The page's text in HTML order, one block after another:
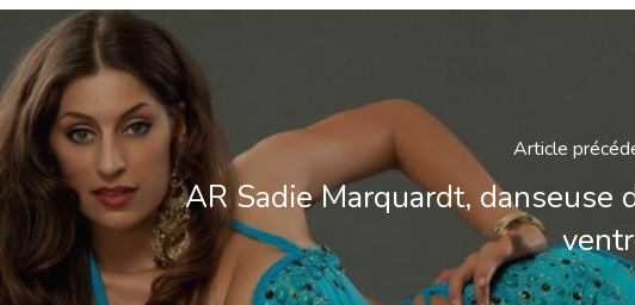
Article
AR Sadie Marquardt, danseuse